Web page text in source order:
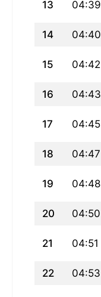
13 04:39
14 04:40
15 04:42
16 04:43
17 04:45
18 04:47
19 04:48
20 04:50
21 04:51
22 04:53